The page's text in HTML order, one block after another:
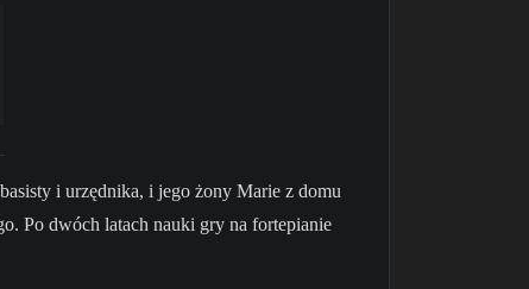
i urzędnika, i jego żony Marie z domu
Po dwóch latach nauki gry na fortepianie